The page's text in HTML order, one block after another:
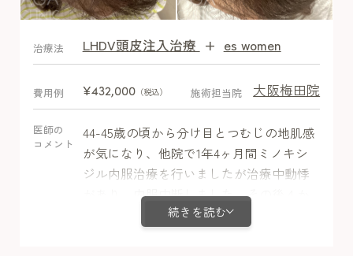
After
治療法 LHDV頭皮注入治療 + es women
費用例 ¥432,000（税込） 施術担当院 大阪梅田院
医師の
コメント
44-45歳の頃から分け目とつむじの地肌感
が気になり、他院で1年4ヶ月間ミノキシ
ジル内服治療を行いましたが治療中動悸
があり、内服中断しました。その後４か
月後に抜け毛が増えて薄毛が進行したた
続きを読む